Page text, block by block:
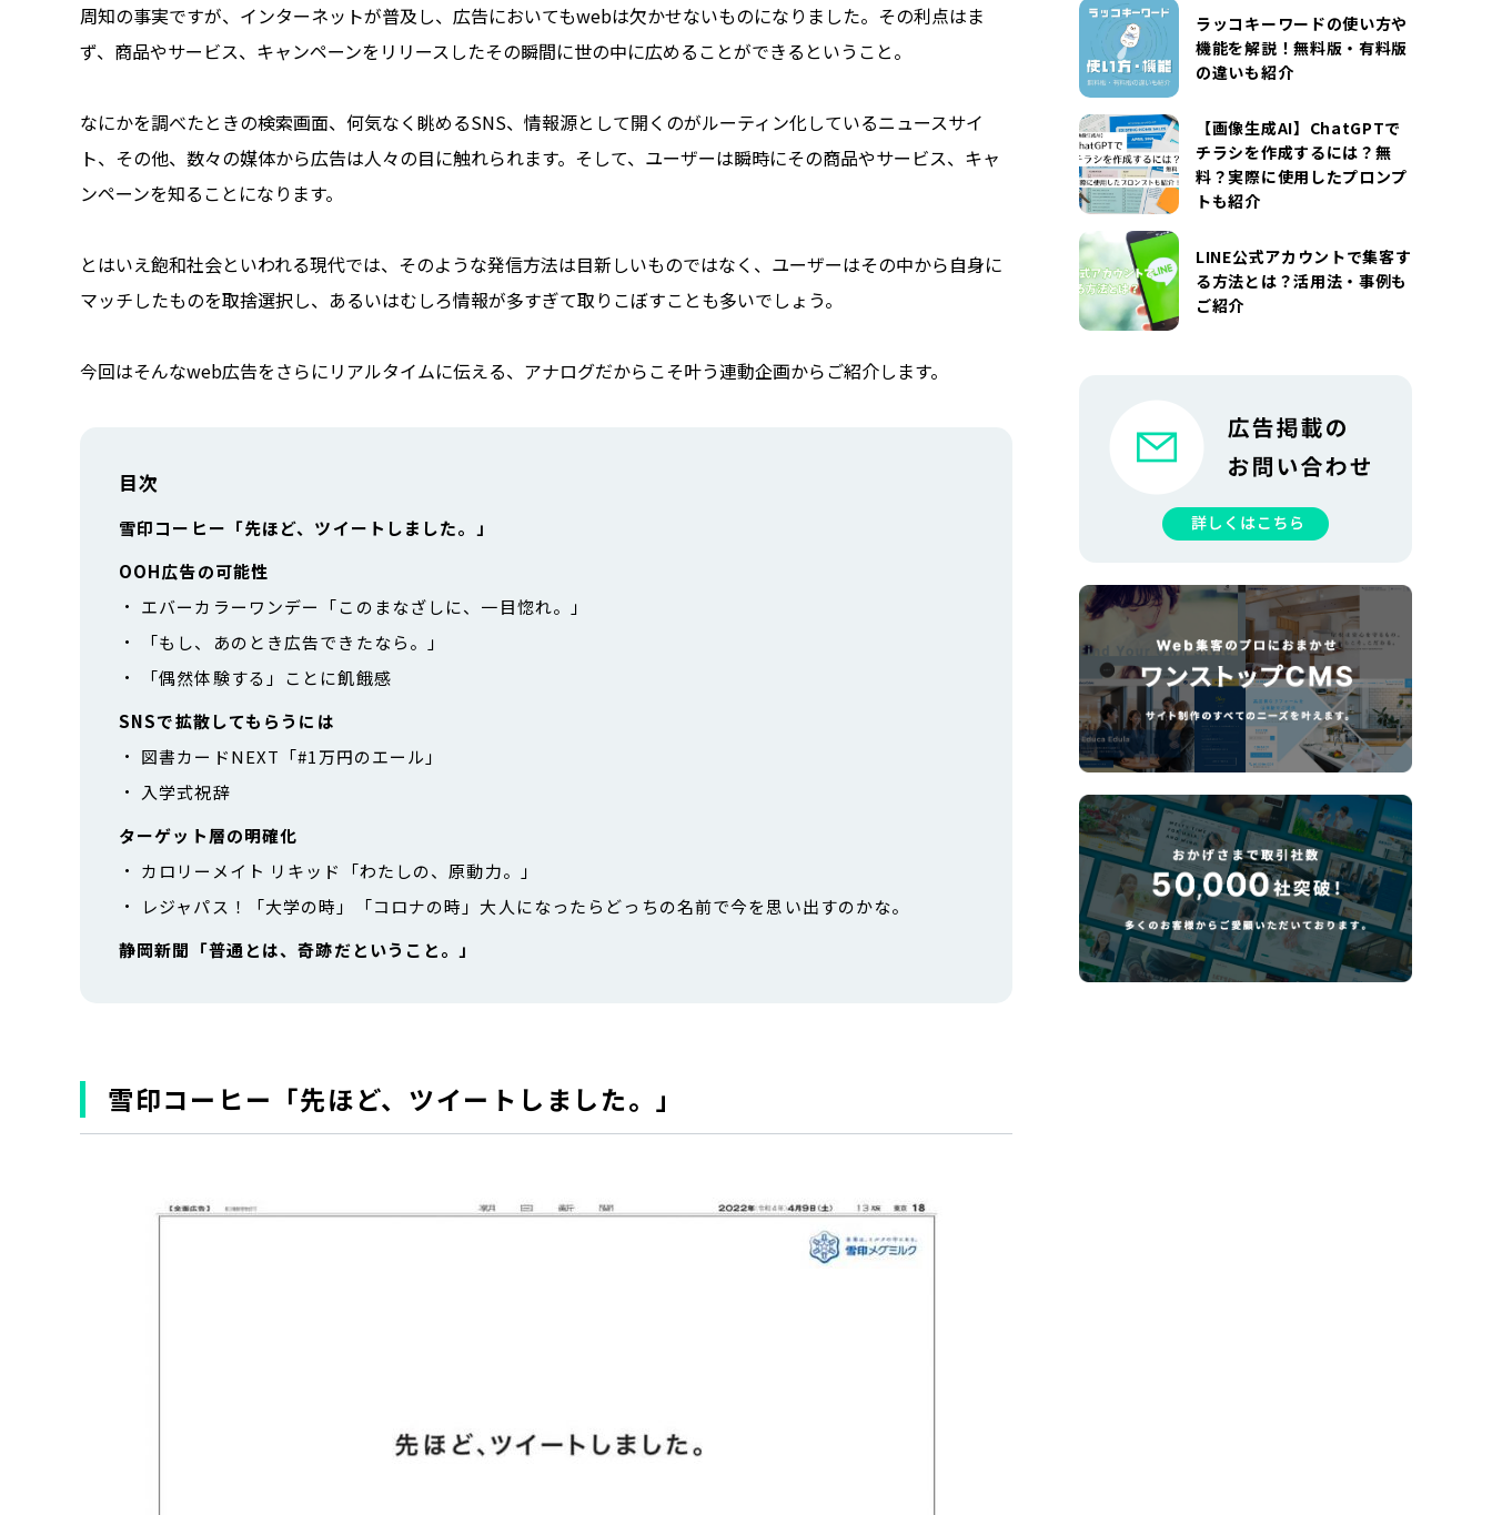
周知の事実ですが、インターネットが普及し、広告においてもwebは欠かせないものになりました。その利点はま
ず、商品やサービス、キャンペーンをリリースしたその瞬間に世の中に広めることができるということ。
なにかを調べたときの検索画面、何気なく眺めるSNS、情報源として開くのがルーティン化しているニュースサイ
ト、その他、数々の媒体から広告は人々の目に触れられます。そして、ユーザーは瞬時にその商品やサービス、キャ
ンペーンを知ることになります。
とはいえ飽和社会といわれる現代では、そのような発信方法は目新しいものではなく、ユーザーはその中から自身に
マッチしたものを取捨選択し、あるいはむしろ情報が多すぎて取りこぼすことも多いでしょう。
今回はそんなweb広告をさらにリアルタイムに伝える、アナログだからこそ叶う連動企画からご紹介します。
目次
雪印コーヒー「先ほど、ツイートしました。」
OOH広告の可能性
エバーカラーワンデー「このまなざしに、一目惚れ。」
「もし、あのとき広告できたなら。」
「偶然体験する」ことに飢餓感
SNSで拡散してもらうには
図書カードNEXT「#1万円のエール」
入学式祝辞
ターゲット層の明確化
カロリーメイト リキッド「わたしの、原動力。」
レジャパス！「大学の時」「コロナの時」大人になったらどっちの名前で今を思い出すのかな。
静岡新聞「普通とは、奇跡だということ。」
雪印コーヒー「先ほど、ツイートしました。」
ラッコキーワードの使い方や
機能を解説！無料版・有料版
の違いも紹介
【画像生成AI】ChatGPTで
チラシを作成するには？無
料？実際に使用したプロンプ
トも紹介
LINE公式アカウントで集客す
る方法とは？活用法・事例も
ご紹介